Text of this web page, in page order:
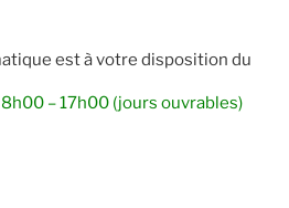
est à votre disposition du
– 17h00 (jours ouvrables)